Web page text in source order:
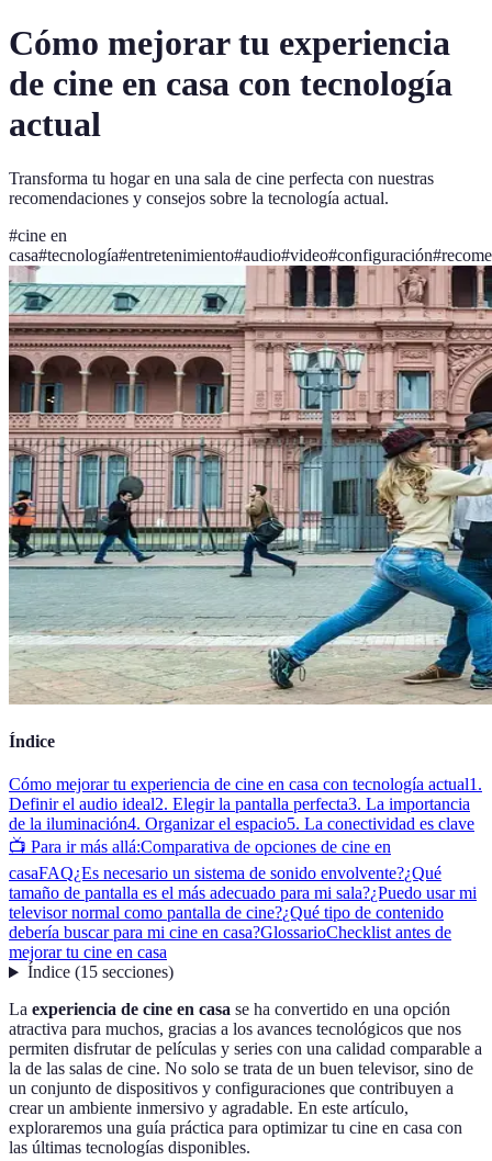
Cómo mejorar tu experiencia
de cine en casa con tecnología
actual
Transforma tu hogar en una sala de cine perfecta con nuestras
recomendaciones y consejos sobre la tecnología actual.
#cine en
casa#tecnología#entretenimiento#audio#video#configuración#
Índice
Cómo mejorar tu experiencia de cine en casa con tecnología actual1.
Definir el audio ideal2. Elegir la pantalla perfecta3. La importancia
de la iluminación4. Organizar el espacio5. La conectividad es clave
📺 Para ir más allá:Comparativa de opciones de cine en
casaFAQ¿Es necesario un sistema de sonido envolvente?¿Qué
tamaño de pantalla es el más adecuado para mi sala?¿Puedo usar mi
televisor normal como pantalla de cine?¿Qué tipo de contenido
debería buscar para mi cine en casa?GlossarioChecklist antes de
mejorar tu cine en casa
Índice(15 secciones)
La experiencia de cine en casa se ha convertido en una opción
atractiva para muchos, gracias a los avances tecnológicos que nos
permiten disfrutar de películas y series con una calidad comparable a
la de las salas de cine. No solo se trata de un buen televisor, sino de
un conjunto de dispositivos y configuraciones que contribuyen a
crear un ambiente inmersivo y agradable. En este artículo,
exploraremos una guía práctica para optimizar tu cine en casa con
las últimas tecnologías disponibles.